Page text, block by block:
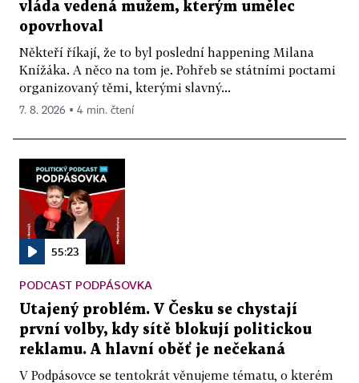
vláda vedená mužem, kterým umělec
opovrhoval
Někteří říkají, že to byl poslední happening Milana
Knížáka. A něco na tom je. Pohřeb se státními poctami
organizovaný těmi, kterými slavný...
7. 8. 2026 ▪ 4 min. čtení
55:23
PODCAST PODPÁSOVKA
Utajený problém. V Česku se chystají
první volby, kdy sítě blokují politickou
reklamu. A hlavní oběť je nečekaná
V Podpásovce se tentokrát věnujeme tématu, o kterém